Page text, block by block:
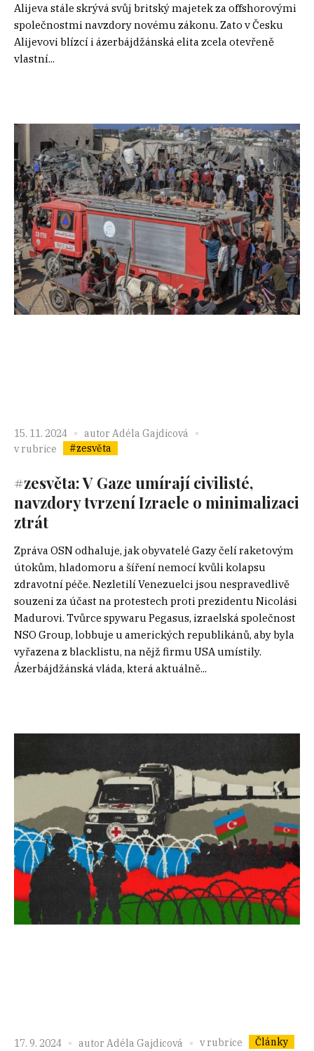
Alijeva stále skrývá svůj britský majetek za offshorovými
společnostmi navzdory novému zákonu. Zato v Česku
Alijevovi blízcí i ázerbájdžánská elita zcela otevřeně
vlastní...
15. 11. 2024 autor Adéla Gajdicová
v rubrice
#zesvěta
#zesvěta: V Gaze umírají civilisté,
navzdory tvrzení Izraele o minimalizaci
ztrát
Zpráva OSN odhaluje, jak obyvatelé Gazy čelí raketovým
útokům, hladomoru a šíření nemocí kvůli kolapsu
zdravotní péče. Nezletilí Venezuelci jsou nespravedlivě
souzeni za účast na protestech proti prezidentu Nicolási
Madurovi. Tvůrce spywaru Pegasus, izraelská společnost
NSO Group, lobbuje u amerických republikánů, aby byla
vyřazena z blacklistu, na nějž firmu USA umístily.
Ázerbájdžánská vláda, která aktuálně...
17. 9. 2024 autor Adéla Gajdicová v rubrice Články